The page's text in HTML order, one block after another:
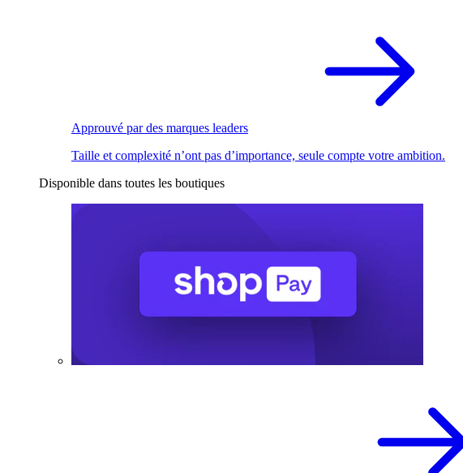
Approuvé par des marques leaders
Taille et complexité n’ont pas d’importance, seule compte votre ambition.
Disponible dans toutes les boutiques